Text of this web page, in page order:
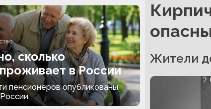
сколько
в России
пенсионеров опубликованы
Жители